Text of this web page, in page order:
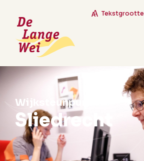
Tekstgrootte
Wijksteunpunt
Sliedrecht